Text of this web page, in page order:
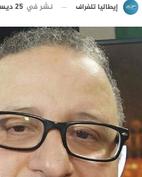
إيطاليا تلغراف نشر في 25 ديسمبر 2019 الساعة 22 و 30 دقيقة